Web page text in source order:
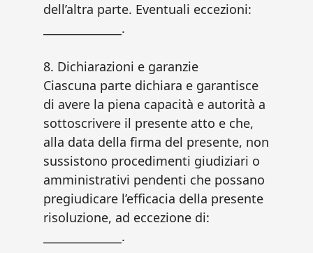
dell’altra parte. Eventuali eccezioni:
______________.
8. Dichiarazioni e garanzie
Ciascuna parte dichiara e garantisce
di avere la piena capacità e autorità a
sottoscrivere il presente atto e che,
alla data della firma del presente, non
sussistono procedimenti giudiziari o
amministrativi pendenti che possano
pregiudicare l’efficacia della presente
risoluzione, ad eccezione di:
______________.